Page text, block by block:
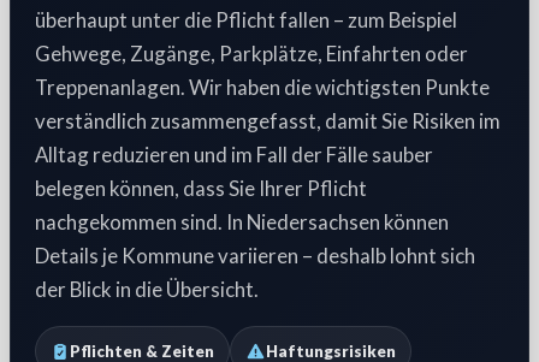
überhaupt unter die Pflicht fallen – zum Beispiel
Gehwege, Zugänge, Parkplätze, Einfahrten oder
Treppenanlagen. Wir haben die wichtigsten Punkte
verständlich zusammengefasst, damit Sie Risiken im
Alltag reduzieren und im Fall der Fälle sauber
belegen können, dass Sie Ihrer Pflicht
nachgekommen sind. In Niedersachsen können
Details je Kommune variieren – deshalb lohnt sich
der Blick in die Übersicht.
Pflichten & Zeiten Haftungsrisiken